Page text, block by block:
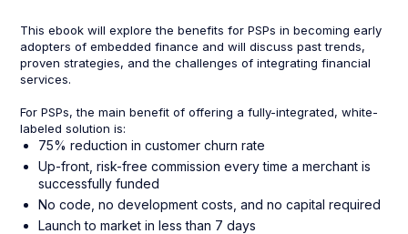
This ebook will explore the benefits for PSPs in becoming early
adopters of embedded finance and will discuss past trends,
proven strategies, and the challenges of integrating financial
services.
For PSPs, the main benefit of offering a fully-integrated, white-
labeled solution is:
75% reduction in customer churn rate
Up-front, risk-free commission every time a merchant is
successfully funded
No code, no development costs, and no capital required
Launch to market in less than 7 days